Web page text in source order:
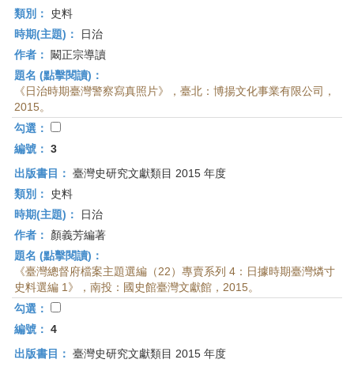
類別：
史料
時期(主題)：
日治
作者：
闞正宗導讀
題名 (點擊閱讀)：
《日治時期臺灣警察寫真照片》，臺北：博揚文化事業有限公司，
2015。
勾選：
編號： 3
出版書目： 臺灣史研究文獻類目 2015 年度
類別：
史料
時期(主題)：
日治
作者：
顏義芳編著
題名 (點擊閱讀)：
《臺灣總督府檔案主題選編（22）專賣系列 4：日據時期臺灣燐寸
史料選編 1》，南投：國史館臺灣文獻館，2015。
勾選：
編號： 4
出版書目： 臺灣史研究文獻類目 2015 年度